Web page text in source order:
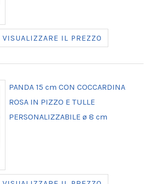
VISUALIZZARE IL PREZZO
PANDA 15 cm CON COCCARDINA
ROSA IN PIZZO E TULLE
PERSONALIZZABILE ø 8 cm